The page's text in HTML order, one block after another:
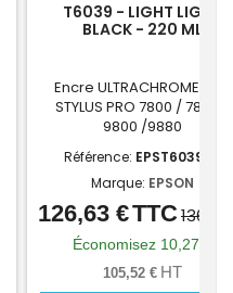
T6039 - LIGHT LIGHT
BLACK - 220 ML
Encre ULTRACHROME K3 -
STYLUS PRO 7800 / 7880 /
9800 /9880
Référence: EPST603900
Marque: EPSON
Prix
Prix
de
base
126,63 €TTC
Économisez 10,27 €
105,52 € HT